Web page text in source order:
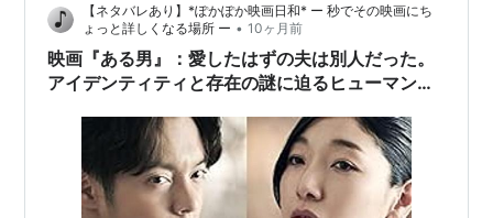
テーマを内包した極めて深い作品です。 本作は、亡くな
った「夫」の正体を追う物語でありながら、“失踪した自
分”を探すようでもあり、また“別…
【ネタバレあり】*ぽかぽか映画日和* ー 秒でその映画にち
ょっと詳しくなる場所 ー • 10ヶ月前
映画『ある男』：愛したはずの夫は別人だった。
アイデンティティと存在の謎に迫るヒューマンミ